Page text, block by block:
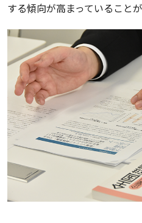
する傾向が高まっていること